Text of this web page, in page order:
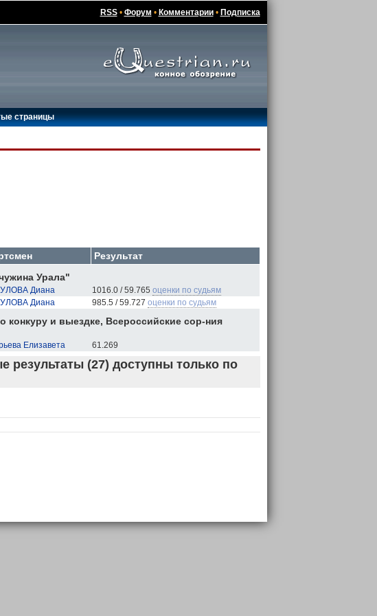
RSS• Форум • Комментарии• Подписка
страницы
Результат
Урала"
Диана 1016.0 / 59.765 оценки по судьям
Диана 985.5 / 59.727 оценки по судьям
конкуру и выездке, Всероссийские сор-ния
Елизавета 61.269
результаты (27) доступны только по